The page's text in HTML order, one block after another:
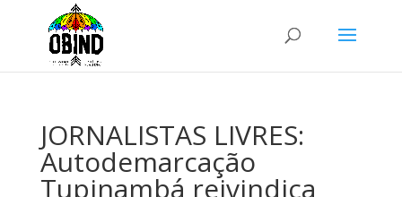
JORNALISTAS LIVRES:
Autodemarcação
Tupinambá reivindica